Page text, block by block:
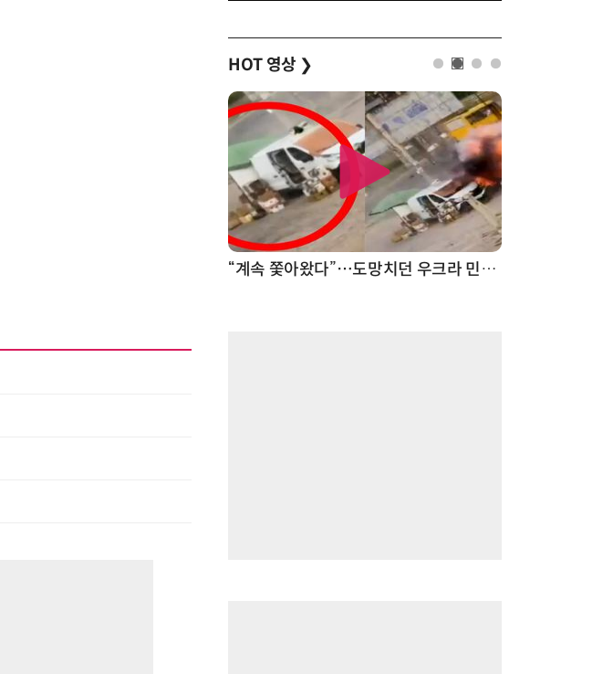
HOT 영상 ❯
“계속 쫓아왔다”…도망치던 우크라 민간인 공격한 러 자폭 드론